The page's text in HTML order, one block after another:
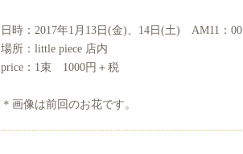
日時：2017年1月13日(金)、14日(土) AM11：
場所：little piece 店内
price：1束 1000円＋税
＊画像は前回のお花です。